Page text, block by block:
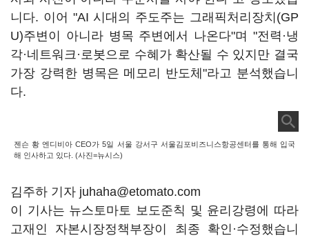
니다. 이어 "AI 시대의 주도주는 그래픽처리장치(GP
U)주변이 아니라 병목 주변에서 나온다"며 "전력·냉
각·네트워크·로봇으로 수혜가 확산될 수 있지만 결국
가장 강력한 병목은 메모리 반도체"라고 분석했습니
다.
젠슨 황 엔디비아 CEO가 5일 서울 강서구 서울김포비즈니스항공센터를 통해 입국
해 인사하고 있다. (사진=뉴시스)
김주하 기자 juhaha@etomato.com
이 기사는 뉴스토마토 보도준칙 및 윤리강령에 따라
고재인 자본시장정책부장이 최종 확인·수정했습니